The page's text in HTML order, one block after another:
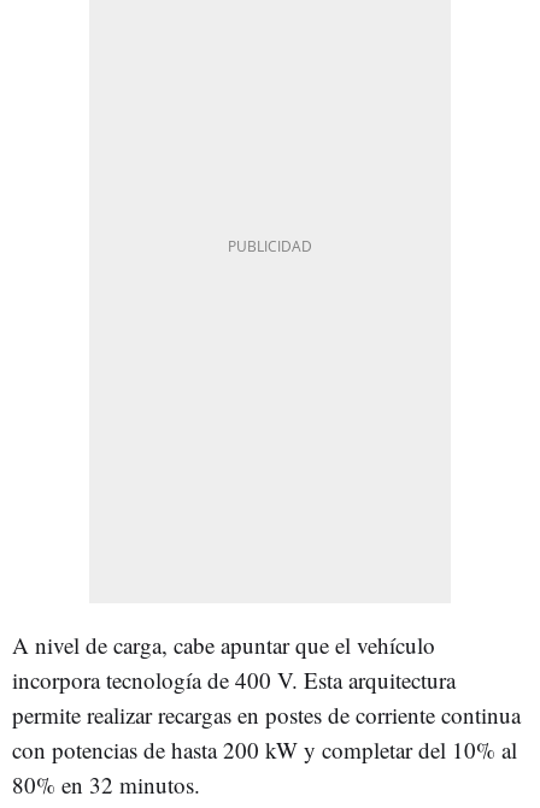
A nivel de carga, cabe apuntar que el vehículo
incorpora tecnología de 400 V. Esta arquitectura
permite realizar recargas en postes de corriente continua
con potencias de hasta 200 kW y completar del 10% al
80% en 32 minutos.